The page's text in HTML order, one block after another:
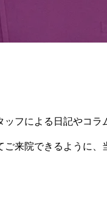
ッフによる日記やコラ
ご来院できるように、